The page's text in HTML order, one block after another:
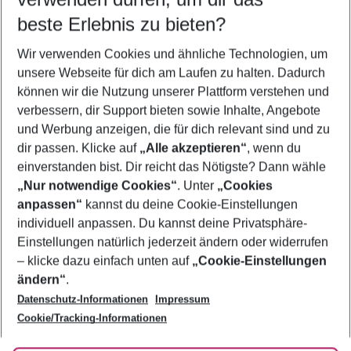
5-8 Nächte
2 Erwachsene Keine Kinder
Mehr Filter anzeigen
Footer
Footer navigation
Über uns
AGB
Bestpreisgarantie
Cookie-Einstellungen ändern
Cookie-Richtlinie
Agenturbetreuung
Barrierefreies Reisen
Folge uns
beste Erlebnis zu bieten?
Wir verwenden Cookies und ähnliche Technologien, um
unsere Webseite für dich am Laufen zu halten. Dadurch
können wir die Nutzung unserer Plattform verstehen und
verbessern, dir Support bieten sowie Inhalte, Angebote
und Werbung anzeigen, die für dich relevant sind und zu
dir passen. Klicke auf „Alle akzeptieren“, wenn du
einverstanden bist. Dir reicht das Nötigste? Dann wähle
„Nur notwendige Cookies“. Unter „Cookies
anpassen“ kannst du deine Cookie-Einstellungen
individuell anpassen. Du kannst deine Privatsphäre-
Einstellungen natürlich jederzeit ändern oder widerrufen
– klicke dazu einfach unten auf „Cookie-Einstellungen
ändern“.
Datenschutz-Informationen
Impressum
Cookie/Tracking-Informationen